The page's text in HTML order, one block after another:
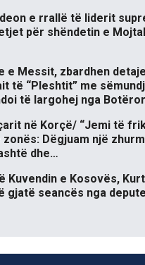
e rrallë të liderit
për shëndetin e
e Messit, zbardhen
të “Pleshtit” me
të largohej nga
në Korçë/ “Jemi të
Dëgjuam një
dhe…
Kuvendin e Kosovës,
gjatë seancës nga